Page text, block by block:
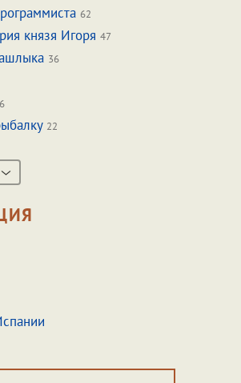
62
князя Игоря 47
36
22